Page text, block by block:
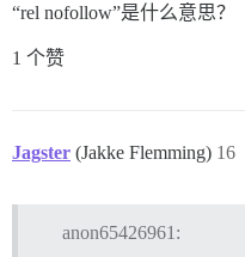
“rel nofollow”是什么意思？
1 个赞
Jagster (Jakke Flemming) 16
anon65426961: